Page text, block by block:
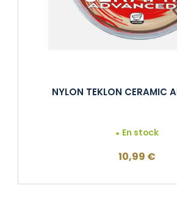
NYLON TEKLON CERAMIC
En stock
10,99 €